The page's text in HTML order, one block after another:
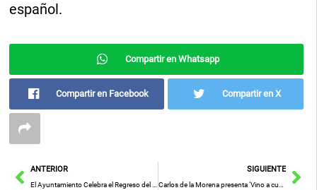
español.
Compartir en Whatsapp
Compartir en Facebook Compartir en X
AntANTERIOR
El Ayuntamiento Celebra el Regreso del Día del Vecino: Una Jornada de Convivencia el 24 de Mayo con la Orquesta Panorama
SIGUIENTE
Carlos de la Morena presenta ‘Vino a cuento’: una oda a la pasión por el vino a través de relatos cortos